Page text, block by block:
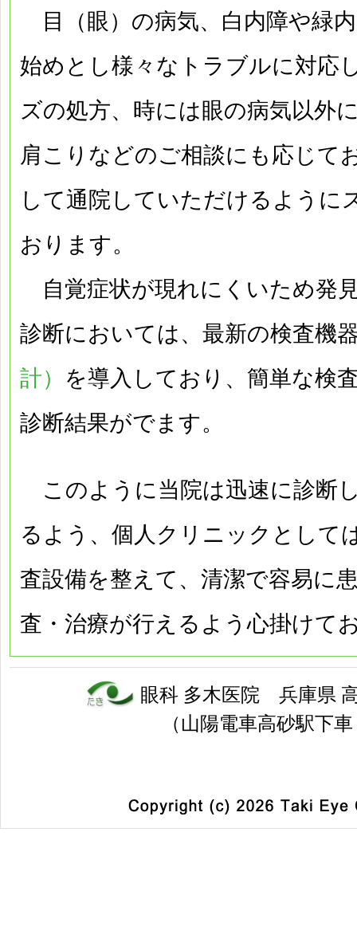
目（眼）の病気、白内障や緑
始めとし様々なトラブルに対応
ズの処方、時には眼の病気以外
肩こりなどのご相談にも応じて
して通院していただけるように
おります。
自覚症状が現れにくいため発
診断においては、最新の検査機
計） を導入しており、簡単な検
診断結果がでます。
このように当院は迅速に診断
るよう、個人クリニックとして
査設備を整えて、清潔で容易に
査・治療が行えるよう心掛けて
眼科 多木医院 兵庫県
（山陽電車高砂駅下